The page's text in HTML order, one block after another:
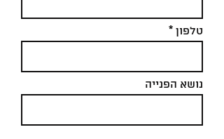
טלפון
נושא הפנייה